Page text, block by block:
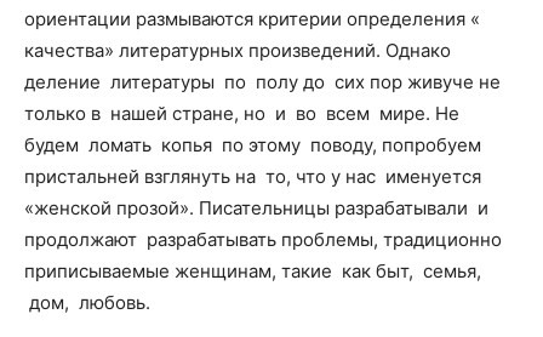
ориентации размываются критерии определения «
качества» литературных произведений. Однако
деление литературы по полу до сих пор живуче не
только в нашей стране, но и во всем мире. Не
будем ломать копья по этому поводу, попробуем
пристальней взглянуть на то, что у нас именуется
«женской прозой». Писательницы разрабатывали и
продолжают разрабатывать проблемы, традиционно
приписываемые женщинам, такие как быт, семья,
дом, любовь.